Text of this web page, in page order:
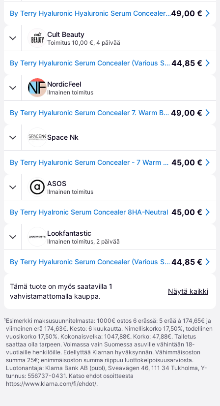
By Terry Hyaluronic Hyaluronic Serum Concealer 7. Warm Beige49,00 €
Cult Beauty
Toimitus 10,00 €, 4 päivää
By Terry Hyaluronic Serum Concealer (Various Shades) - 7. Warm Beige44,85 €
NordicFeel
Ilmainen toimitus
By Terry Hyaluronic Serum Concealer 7. Warm Beige - 5,2 ml 49,00 €
Space Nk
By Terry Hyaluronic Serum Concealer - 7 Warm Beige 45,00 €
ASOS
Ilmainen toimitus
By Terry Hyalronic Serum Concealer 8HA-Neutral 45,00 €
Lookfantastic
Ilmainen toimitus, 2 päivää
By Terry Hyaluronic Serum Concealer (Various Shades) - 7. Warm Beige44,85 €
Tämä tuote on myös saatavilla 1
vahvistamattomalla kauppa.
Näytä kaikki
¹Esimerkki maksusuunnitelmasta: 1000€ ostos 6 erässä: 5 erää à 174,65€ ja
viimeinen erä 174,63€. Kesto: 6 kuukautta. Nimelliskorko 17,50%, todellinen
vuosikorko 17,50%. Kokonaisvelka: 1047,88€. Korko: 47,88€. Talletus
saattaa olla tarpeen. Voimassa vain Suomessa asuville vähintään 18-
vuotiaille henkilöille. Edellyttää Klarnan hyväksynnän. Vähimmäisoston
summa 25€; enimmäisoston summa riippuu luottokelpoisuusarviosta.
Luotonantaja: Klarna Bank AB (publ), Sveavägen 46, 111 34 Tukholma, Y-
tunnus: 556737-0431. Katso ehdot osoitteesta
https://www.klarna.com/fi/ehdot/.